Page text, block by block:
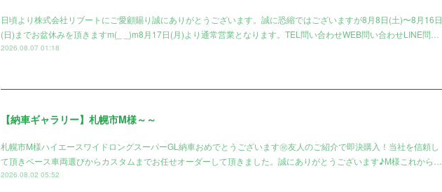
日頃より株式会社リブートにご愛顧賜り誠にありがとうございます。誠に恐縮ではございますが8月8日(土)〜8月16日
(日)までお盆休みを頂きますm(_ _)m8月17日(月)より通常営業となります。TEL問い合わせWEB問い合わせLINE問…
2026.08.07 01:18
【納車ギャラリー】札幌市M様～～
札幌市M様ハイエースワイドロングスーパーGL納車おめでとうございます㊗️友人のご紹介で即決購入！当社を信頼し
て頂きベース車両選びからカスタムまでお任せオーダーして頂きました。誠にありがとうございます♪M様これから…
2026.08.02 05:52